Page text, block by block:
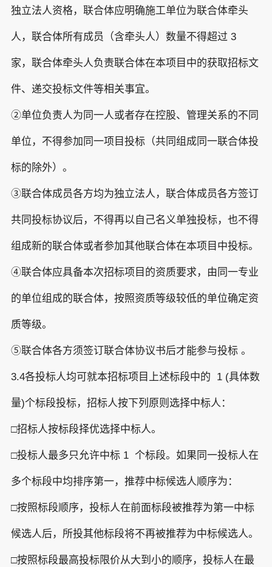
独立法人资格，联合体应明确施工单位为联合体牵头
人，联合体所有成员（含牵头人）数量不得超过 3
家，联合体牵头人负责联合体在本项目中的获取招标文
件、递交投标文件等相关事宜。
②单位负责人为同一人或者存在控股、管理关系的不同
单位，不得参加同一项目投标（共同组成同一联合体投
标的除外）。
③联合体成员各方均为独立法人，联合体成员各方签订
共同投标协议后，不得再以自己名义单独投标，也不得
组成新的联合体或者参加其他联合体在本项目中投标。
④联合体应具备本次招标项目的资质要求，由同一专业
的单位组成的联合体，按照资质等级较低的单位确定资
质等级。
⑤联合体各方须签订联合体协议书后才能参与投标 。
3.4各投标人均可就本招标项目上述标段中的 1 (具体数
量)个标段投标，招标人按下列原则选择中标人：
□招标人按标段择优选择中标人。
□投标人最多只允许中标 1 个标段。如果同一投标人在
多个标段中均排序第一，推荐中标候选人顺序为：
□按照标段顺序，投标人在前面标段被推荐为第一中标
候选人后，所投其他标段将不再被推荐为中标候选人。
□按照标段最高投标限价从大到小的顺序，投标人在最